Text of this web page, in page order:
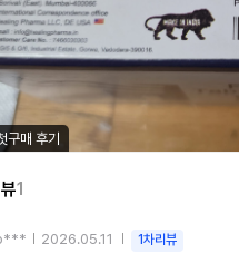
구매 후기
1
2026.05.11 1차리뷰